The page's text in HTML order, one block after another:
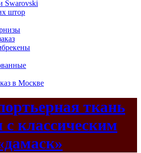
Swarovski
штор
в Москве
ткань
с классическим